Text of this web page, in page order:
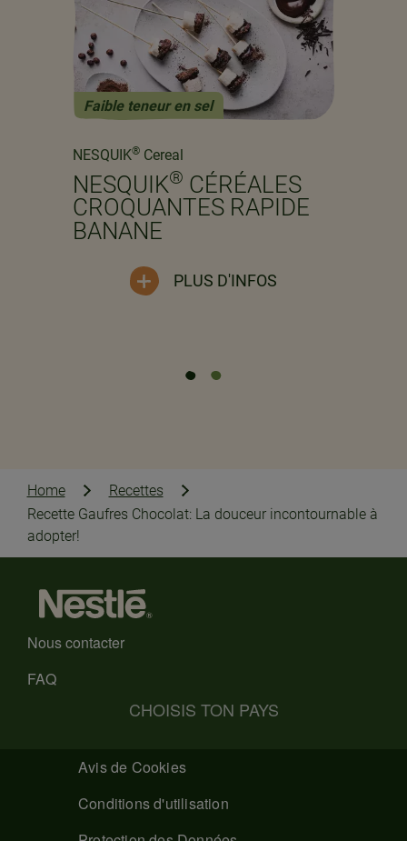
Faible teneur en sel
NESQUIK® Cereal
NESQUIK® CÉRÉALES
CROQUANTES RAPIDE
BANANE
PLUS D'INFOS
Home
Recettes
Recette Gaufres Chocolat: La douceur incontournable à
adopter!
Nous contacter
FAQ
CHOISIS TON PAYS
Avis de Cookies
Conditions d'utilisation